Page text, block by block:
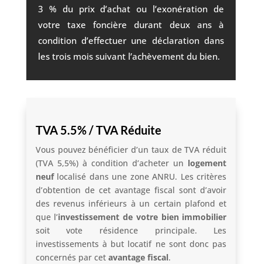
3 % du prix d’achat ou l’exonération de
votre taxe foncière durant deux ans à
condition d’effectuer une déclaration dans
les trois mois suivant l’achèvement du bien.
TVA 5.5% / TVA Réduite
Vous pouvez bénéficier d’un taux de TVA réduit
(TVA 5,5%) à condition d’acheter un logement
neuflocalisé dans une zone ANRU. Les critères
d’obtention de cet avantage fiscal sont d’avoir
des revenus inférieurs à un certain plafond et
que l’investissement de votre bien immobilier
soit vote résidence principale. Les
investissements à but locatif ne sont donc pas
concernés par cet avantage fiscal.